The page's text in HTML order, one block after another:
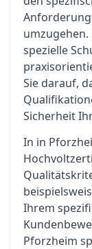
spezielle
Sie darauf,
Sicherheit
In in
Ihrem
Pforzheim